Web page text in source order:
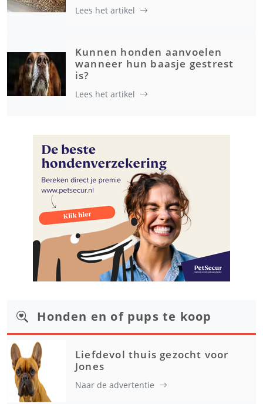
Lees het artikel
Kunnen honden aanvoelen
wanneer hun baasje gestrest
is?
Lees het artikel
Honden en of pups te koop
Liefdevol thuis gezocht voor
Jones
Naar de advertentie